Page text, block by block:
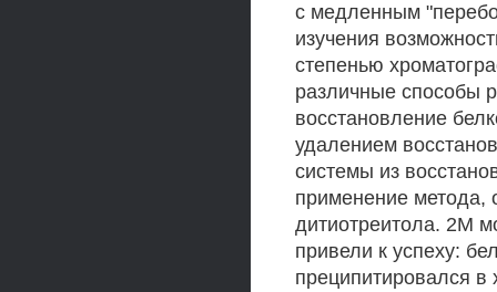
с медленным
изучения
степенью
различные способы
восстановление
удалением
системы из
применение метода,
дитиотреитола. 2М
привели к успеху:
преципитировался в